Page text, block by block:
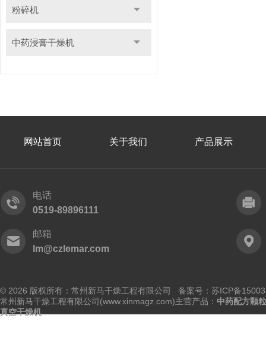
粉碎机
中药浸膏干燥机
网站首页 关于我们 产品展示
电话
0519-89896111
邮箱
lm@czlemar.com
© 2026 版权所有：常州新马干燥工程有限公司 备案号： 苏ICP备
常州新马干燥工程有限公司(www.xinmagz.com)主营产品： 中药配方颗
真空干燥机